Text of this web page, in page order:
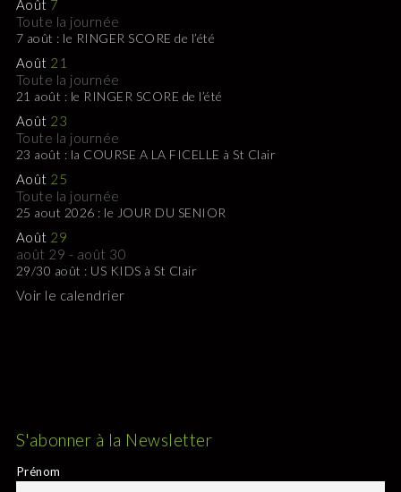
Août 7
Toute la journée
7 août : le RINGER SCORE de l’été
Août 21
Toute la journée
21 août : le RINGER SCORE de l’été
Août 23
Toute la journée
23 août : la COURSE A LA FICELLE à St Clair
Août 25
Toute la journée
25 aout 2026 : le JOUR DU SENIOR
Août 29
août 29 - août 30
29/30 août : US KIDS à St Clair
Voir le calendrier
S'abonner à la Newsletter
Prénom